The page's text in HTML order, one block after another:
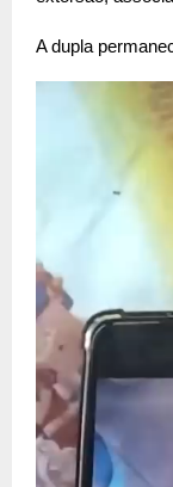
A dupla
r
d
v
í
d
e